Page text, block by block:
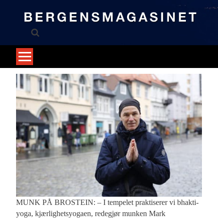
MUNK PÅ BROSTEIN: – I tempelet praktiserer vi bhakti-
yoga, kjærlighetsyogaen, redegjør munken Mark